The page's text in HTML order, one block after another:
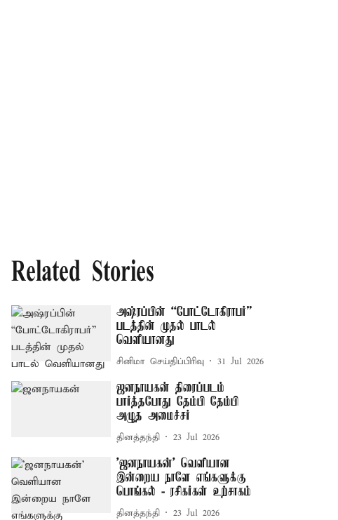
Related Stories
அஷ்ரப்பின் “போட்டோகிராபர்”
படத்தின் முதல் பாடல்
வெளியானது
சினிமா செய்திப்பிரிவு 31 Jul 2026
ஜனநாயகன் திரைப்படம்
பார்த்தபோது தேம்பி தேம்பி
அழுத அமைச்சர்
தினத்தந்தி 23 Jul 2026
'ஜனநாயகன்' வெளியான
இன்றைய நாளே எங்களுக்கு
பொங்கல் - ரசிகர்கள் உற்சாகம்
தினத்தந்தி 23 Jul 2026